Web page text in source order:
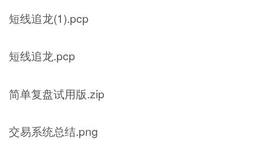
短线追龙(1).pcp
短线追龙.pcp
简单复盘试用版.zip
交易系统总结.png